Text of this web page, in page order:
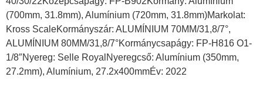
(700mm, 31.8mm), Alumínium (720mm, 31.8mm)Markolat:
Kross ScaleKormányszár: ALUMÍNIUM 70MM/31,8/7°,
ALUMÍNIUM 80MM/31,8/7°Kormánycsapágy: FP-H816 O1-
1/8″Nyereg: Selle RoyalNyeregcső: Alumínium (350mm,
27.2mm), Alumínium, 27.2x400mmÉv: 2022